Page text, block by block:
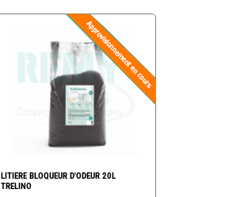
LITIERE BLOQUEUR D'ODEUR 20L
TRELINO